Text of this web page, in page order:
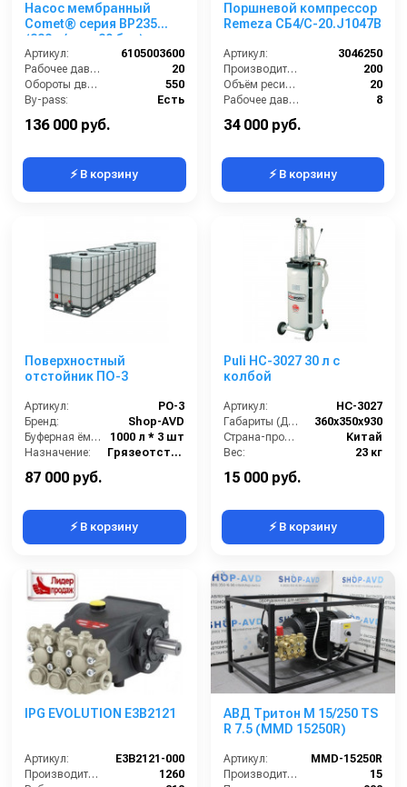
Насос мембранный
Comet® серия ВP235
(222 л/мин; 20 бар); вал
ВОМ 13/8
Артикул:
6105003600
Рабочее давление (бар):
20
Обороты двигателя (об/мин):
550
By-pass:
Есть
136 000 руб.
⚡ В корзину
Поршневой компрессор
Remeza СБ4/С-20.J1047B
Артикул:
3046250
Производительность (л/мин):
200
Объём ресивера (л):
20
Рабочее давление (бар):
8
Мощность (кВт):
34 000 руб.
⚡ В корзину
Поверхностный
отстойник ПО-3
Артикул:
PO-3
Бренд:
Shop-AVD
Буферная ёмкость:
1000 л * 3 шт
Назначение:
Грязеотстойник отстойник для автомойки
87 000 руб.
⚡ В корзину
Puli HC-3027 30 л с
колбой
Артикул:
НС-3027
Габариты (ДхШхВ):
360х350х930
Страна-производитель:
Китай
Вес:
23 кг
15 000 руб.
⚡ В корзину
IPG EVOLUTION E3B2121
Артикул:
E3B2121-000
Производительность (л/ч):
1260
АВД Тритон M 15/250 TS
R 7.5 (MMD 15250R)
Артикул:
MMD-15250R
Производительность (л/мин):
15